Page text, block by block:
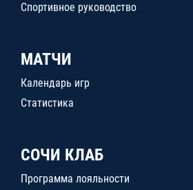
Спортивное руководство
МАТЧИ
Календарь игр
Статистика
СОЧИ КЛАБ
Программа лояльности